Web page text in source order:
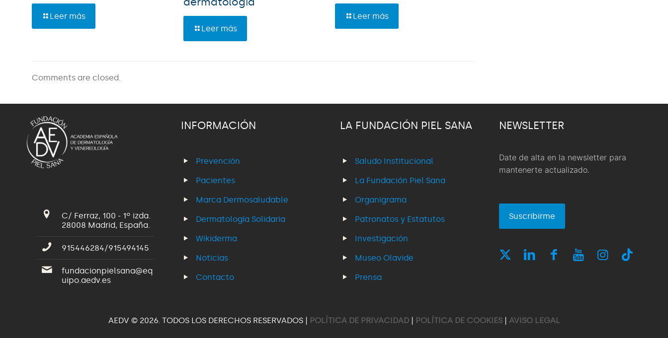
Leer más
Leer más
Leer más
Comments are closed.
C/ Ferraz, 100 - 1º izda.
28008 Madrid, España.
915446284/915494145
fundacionpielsana@eq
uipo.aedv.es
INFORMACIÓN
Prevención
Pacientes
Marca Dermosaludable
Dermatología Solidaria
Wikiderma
Noticias
Contacto
LA FUNDACIÓN PIEL SANA
Saludo Institucional
La Fundación Piel Sana
Organigrama
Patronatos y Estatutos
Investigación
Museo Olavide
Prensa
NEWSLETTER
Date de alta en la newsletter para
mantenerte actualizado.
Suscribirme
AEDV © 2026. TODOS LOS DERECHOS RESERVADOS | POLÍTICA DE PRIVACIDAD POLÍTICA DE COOKIES| AVISO LEGAL